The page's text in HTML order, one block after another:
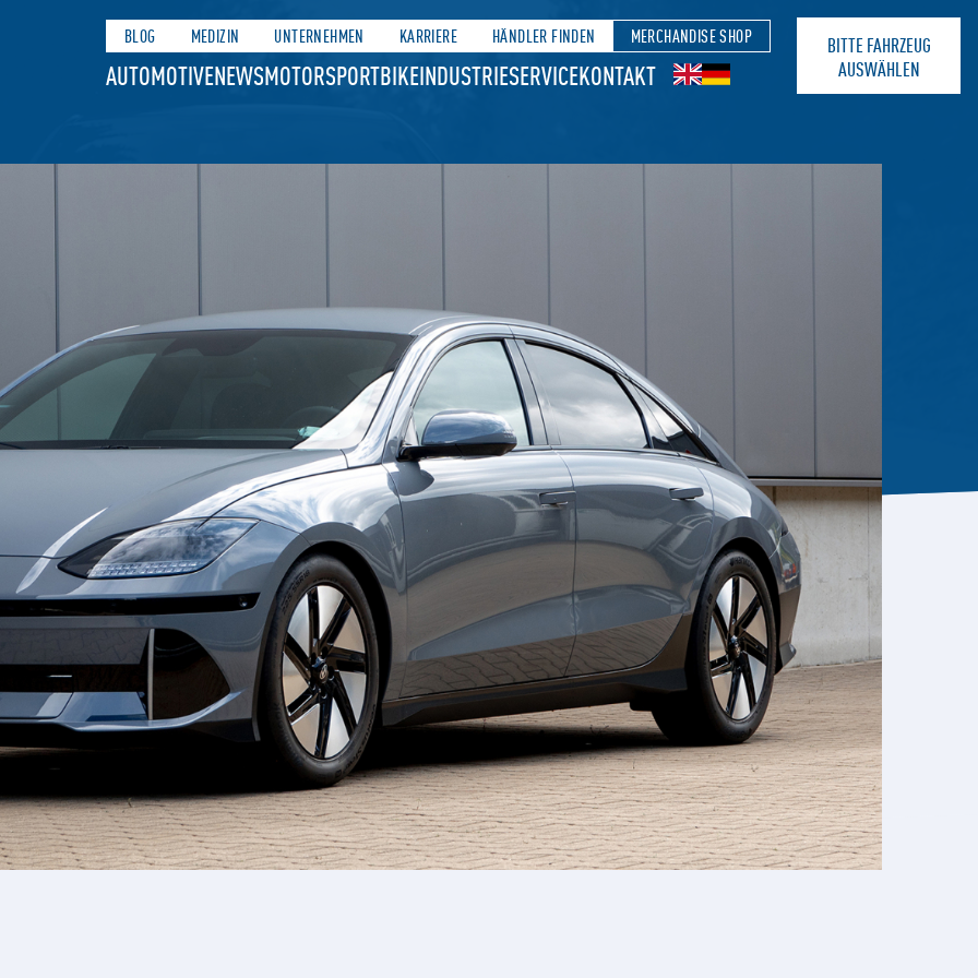
BLOG MEDIZIN UNTERNEHMEN KARRIERE HÄNDLER FINDEN MERCHANDISE SHOP
AUTOMOTIVENEWSMOTORSPORTBIKEINDUSTRIESERVICEKONTAKT
BITTE FAHRZEUG
AUSWÄHLEN